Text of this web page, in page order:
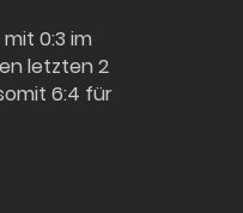
0:3 im
letzten 2
6:4 für